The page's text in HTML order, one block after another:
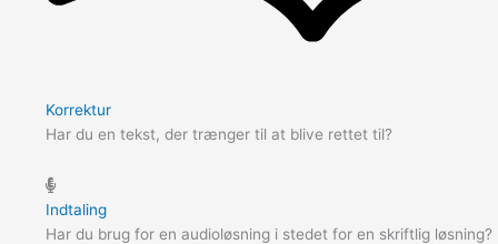
Korrektur
Har du en tekst, der trænger til at blive rettet til?
Indtaling
Har du brug for en audioløsning i stedet for en skriftlig løsning?